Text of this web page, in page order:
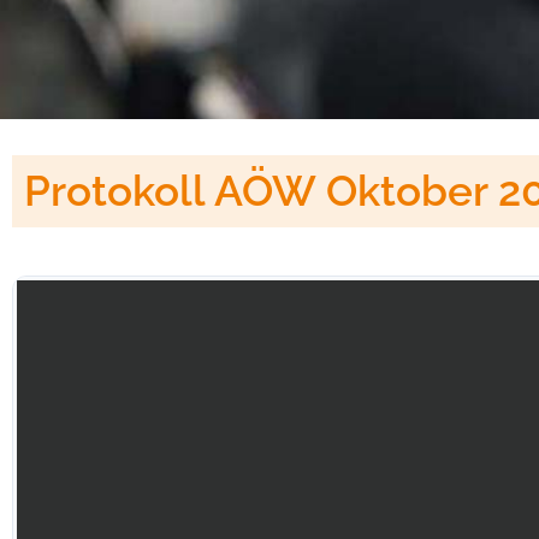
Protokoll AÖW Oktober